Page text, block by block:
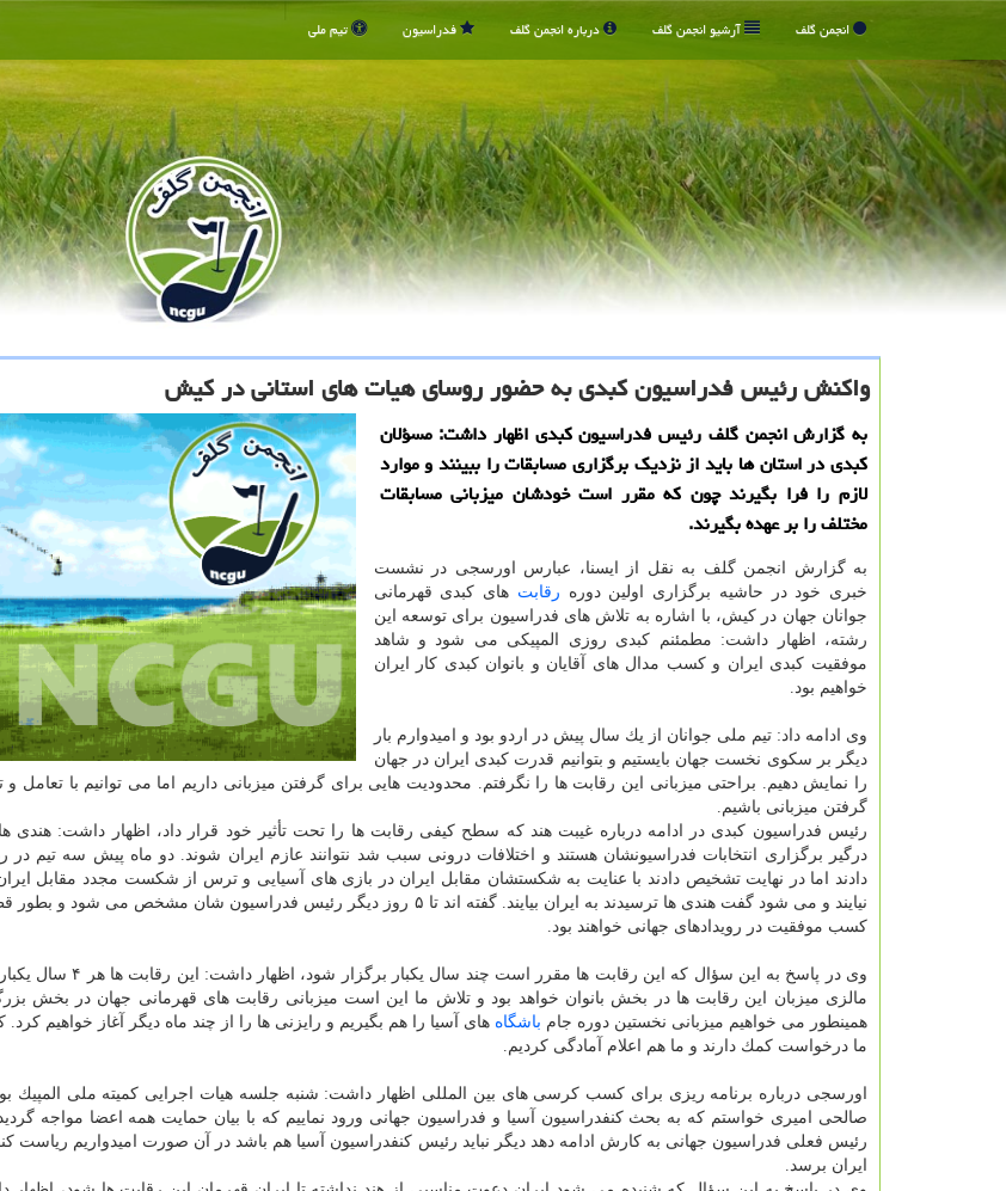
انجمن گلف آرشیو انجمن گلف درباره انجمن گلف فدراسیون تیم ملی
واكنش رئیس فدراسیون كبدی به حضور روسای هیات های استانی در كیش
به گزارش انجمن گلف رئیس فدراسیون كبدی اظهار داشت: مسؤلان
كبدی در استان ها باید از نزدیك برگزاری مسابقات را ببینند و موارد
لازم را فرا بگیرند چون كه مقرر است خودشان میزبانی مسابقات
مختلف را بر عهده بگیرند.
به گزارش انجمن گلف به نقل از ایسنا، عبارس اورسجی در نشست
خبری خود در حاشیه برگزاری اولین دوره رقابت های كبدی قهرمانی
جوانان جهان در كیش، با اشاره به تلاش های فدراسیون برای توسعه این
رشته، اظهار داشت: مطمئنم كبدی روزی المپیكی می شود و شاهد
موفقیت كبدی ایران و كسب مدال های آقایان و بانوان كبدی كار ایران
خواهیم بود.
وی ادامه داد: تیم ملی جوانان از یك سال پیش در اردو بود و امیدوارم بار
دیگر بر سكوی نخست جهان بایستیم و بتوانیم قدرت كبدی ایران در جهان
را نمایش دهیم. براحتی میزبانی این رقابت ها را نگرفتم. محدودیت هایی برای گرفتن میزبانی داریم اما می توانیم با تعامل
گرفتن میزبانی باشیم.
رئیس فدراسیون كبدی در ادامه درباره غیبت هند كه سطح كیفی رقابت ها را تحت تأثیر خود قرار داد، اظهار داشت:
درگیر برگزاری انتخابات فدراسیونشان هستند و اختلافات درونی سبب شد نتوانند عازم ایران شوند. دو ماه پیش سه تیم در
دادند اما در نهایت تشخیص دادند با عنایت به شكستشان مقابل ایران در بازی های آسیایی و ترس از شكست مجدد مقابل
نیایند و می شود گفت هندی ها ترسیدند به ایران بیایند. گفته اند تا ۵ روز دیگر رئیس فدراسیون شان مشخص
كسب موفقیت در رویدادهای جهانی خواهند بود.
وی در پاسخ به این سؤال كه این رقابت ها مقرر
مالزی میزبان این رقابت ها در بخش بانوان خواهد بود و تلاش ما این است میزبانی رقابت های قهرمانی جهان در بخش
همینطور می خواهیم میزبانی نخستین دوره جام باشگاه های آسیا را هم بگیریم و رایزنی ها را از چند ماه دیگر آغاز خواهیم
ما درخواست كمك دارند و ما هم اعلام آمادگی كردیم.
اورسجی درباره برنامه ریزی برای كسب كرسی های بین المللی اظهار داشت: شنبه جلسه هیات اجرایی كمیته ملی
صالحی امیری خواستم كه به بحث كنفدراسیون آسیا و فدراسیون جهانی ورود نماییم كه با بیان حمایت همه اعضا مواجه
رئیس فعلی فدراسیون جهانی به كارش ادامه دهد دیگر نباید رئیس كنفدراسیون آسیا هم باشد در آن صورت امیدواریم ریاست
ایران برسد.